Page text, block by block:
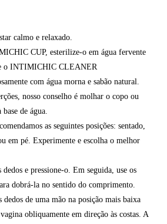
calmo e relaxado.
CUP, esterilize-o em água fervente
o INTIMICHIC CLEANER
com água morna e sabão natural.
nosso conselho é molhar o copo ou
de água.
as seguintes posições: sentado,
em pé. Experimente e escolha o melhor
e pressione-o. Em seguida, use os
dobrá-la no sentido do comprimento.
dedos de uma mão na posição mais baixa
obliquamente em direção às costas. A